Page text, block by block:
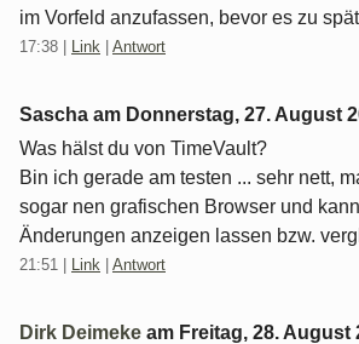
im Vorfeld anzufassen, bevor es zu
17:38 Link Antwort
Sascha am Donnerstag, 27. August
Was hälst du von TimeVault?
Bin ich gerade am testen ... sehr nett,
sogar nen grafischen Browser und
Änderungen anzeigen lassen bzw.
21:51 Link Antwort
Dirk Deimeke am Freitag, 28. August